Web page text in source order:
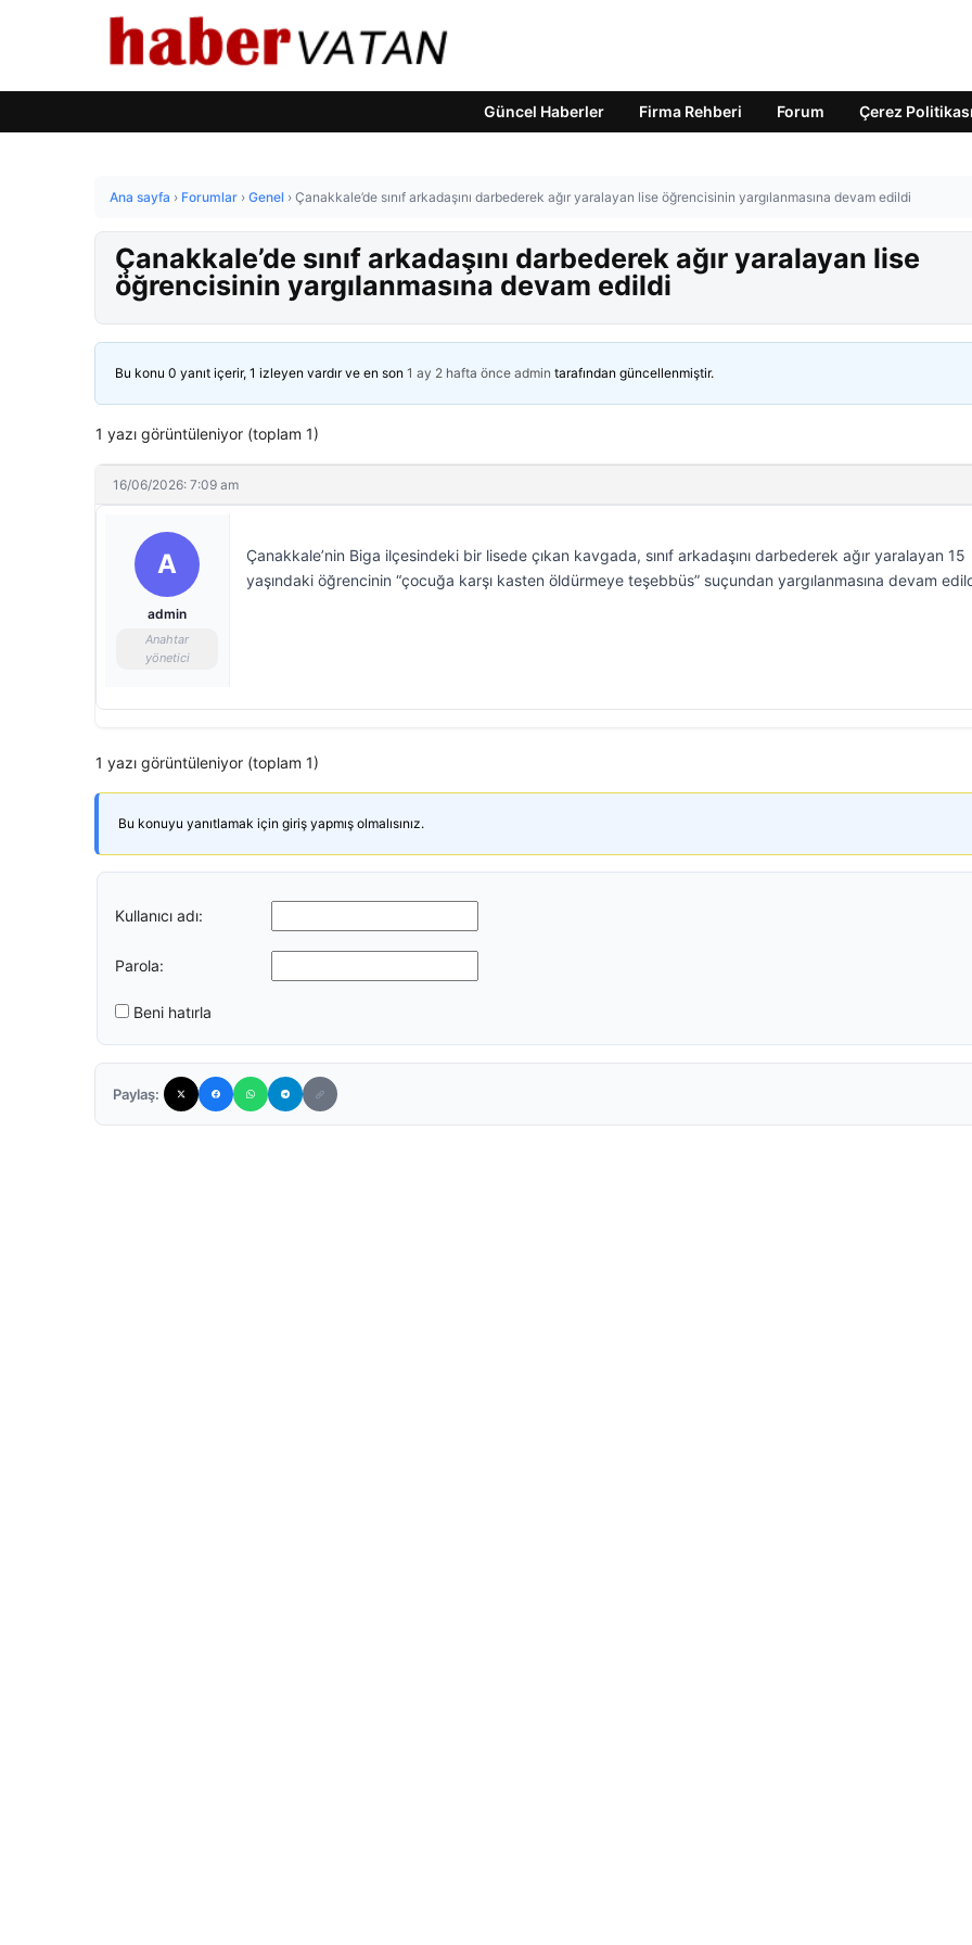
Güncel Haberler Firma Rehberi Forum Çerez Politikası
Ana sayfa › Forumlar › Genel › Çanakkale’de sınıf arkadaşını darbederek ağır yaralayan lise öğrencisinin yargılanmasına devam edildi
Çanakkale’de sınıf arkadaşını darbederek ağır yaralayan lise
öğrencisinin yargılanmasına devam edildi
Bu konu 0 yanıt içerir, 1 izleyen vardır ve en son 1 ay 2 hafta önce admin tarafından güncellenmiştir.
1 yazı görüntüleniyor (toplam 1)
16/06/2026: 7:09 am
A
admin
Anahtar
yönetici
Çanakkale’nin Biga ilçesindeki bir lisede çıkan kavgada, sınıf arkadaşını darbederek ağır yaralayan 15
yaşındaki öğrencinin “çocuğa karşı kasten öldürmeye teşebbüs” suçundan yargılanmasına devam
1 yazı görüntüleniyor (toplam 1)
Bu konuyu yanıtlamak için giriş yapmış olmalısınız.
Kullanıcı adı:
Parola:
Beni hatırla
Paylaş: